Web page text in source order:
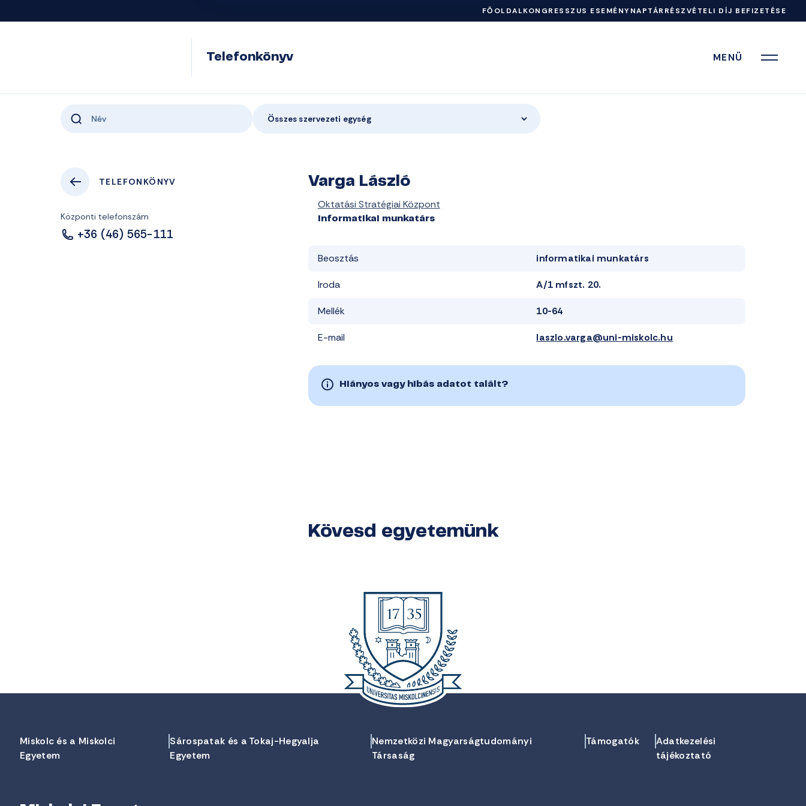
FŐOLDALKONGRESSZUS ESEMÉNYNAPTÁRRÉSZVÉTELI DÍJ BEFIZETÉSE
Telefonkönyv MENÜ
Összes szervezeti egység
TELEFONKÖNYV
Központi telefonszám
+36 (46) 565-111
Varga László
Oktatási Stratégiai Központ
informatikai munkatárs
Beosztás informatikai munkatárs
Iroda A/1 mfszt. 20.
Mellék 10-64
E-mail laszlo.varga@uni-miskolc.hu
Hiányos vagy hibás adatot talált?
Kövesd egyetemünk
Miskolc és a Miskolci
Egyetem
Sárospatak és a Tokaj-Hegyalja
Egyetem
Nemzetközi Magyarságtudományi
Társaság
Támogatók
Adatkezelési
tájékoztató